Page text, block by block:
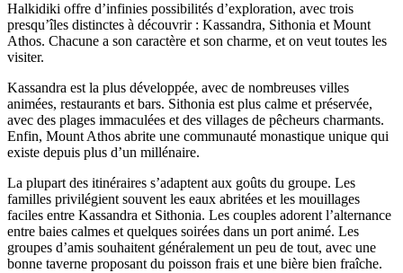
Halkidiki offre d’infinies possibilités d’exploration, avec trois
presqu’îles distinctes à découvrir : Kassandra, Sithonia et Mount
Athos. Chacune a son caractère et son charme, et on veut toutes les
visiter.
Kassandra est la plus développée, avec de nombreuses villes
animées, restaurants et bars. Sithonia est plus calme et préservée,
avec des plages immaculées et des villages de pêcheurs charmants.
Enfin, Mount Athos abrite une communauté monastique unique qui
existe depuis plus d’un millénaire.
La plupart des itinéraires s’adaptent aux goûts du groupe. Les
familles privilégient souvent les eaux abritées et les mouillages
faciles entre Kassandra et Sithonia. Les couples adorent l’alternance
entre baies calmes et quelques soirées dans un port animé. Les
groupes d’amis souhaitent généralement un peu de tout, avec une
bonne taverne proposant du poisson frais et une bière bien fraîche.